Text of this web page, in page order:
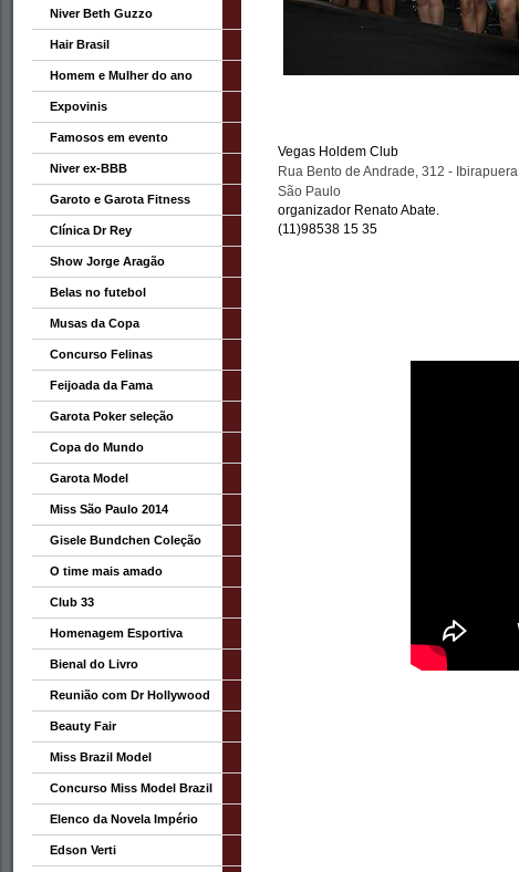
Vegas Holdem Club
Rua Bento de Andrade, 312 - Ibirapuera
São Paulo
organizador Renato Abate.
(11)98538 15 35
Niver Beth Guzzo
Hair Brasil
Homem e Mulher do ano
Expovinis
Famosos em evento
Niver ex-BBB
Garoto e Garota Fitness
Clínica Dr Rey
Show Jorge Aragão
Belas no futebol
Musas da Copa
Concurso Felinas
Feijoada da Fama
Garota Poker seleção
Copa do Mundo
Garota Model
Miss São Paulo 2014
Gisele Bundchen Coleção
O time mais amado
Club 33
Homenagem Esportiva
Bienal do Livro
Reunião com Dr Hollywood
Beauty Fair
Miss Brazil Model
Concurso Miss Model Brazil
Elenco da Novela Império
Edson Verti